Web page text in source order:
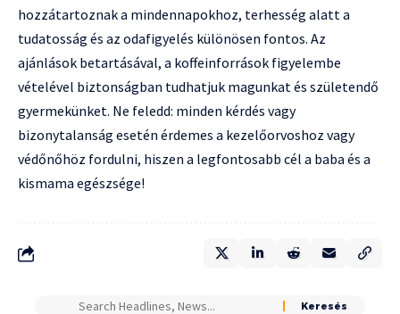
hozzátartoznak a mindennapokhoz, terhesség alatt a
tudatosság és az odafigyelés különösen fontos. Az
ajánlások betartásával, a koffeinforrások figyelembe
vételével biztonságban tudhatjuk magunkat és születendő
gyermekünket. Ne feledd: minden kérdés vagy
bizonytalanság esetén érdemes a kezelőorvoshoz vagy
védőnőhöz fordulni, hiszen a legfontosabb cél a baba és a
kismama egészsége!